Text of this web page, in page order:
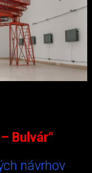
Bulvár“
návrhov